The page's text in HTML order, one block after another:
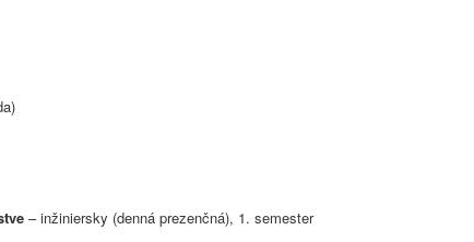
– inžiniersky (denná prezenčná), 1. semester